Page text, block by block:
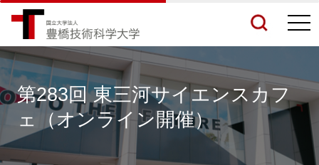
検索結果をもっと見る
第283回 東三河サイエンスカフ
ェ（オンライン開催）